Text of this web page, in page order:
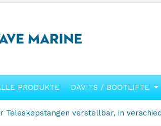
PRODUKTE DAVITS / BOOTLIFTE
Teleskopstangen verstellbar, in